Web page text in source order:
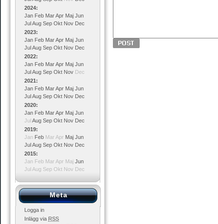
2024:
Jan Feb MarApr Maj Jun
JulAug Sep Okt Nov Dec
2023:
Jan Feb MarApr Maj Jun
JulAug Sep Okt Nov Dec
2022:
Jan Feb MarApr Maj Jun
JulAug Sep Okt Nov Dec
2021:
Jan Feb MarApr Maj Jun
JulAug Sep Okt Nov Dec
2020:
Jan Feb MarApr Maj Jun
JulAug Sep Okt Nov Dec
2019:
Jan Feb Mar Apr Maj Jun
JulAug Sep Okt Nov Dec
2015:
Jan Feb Mar Apr Maj Jun
Jul Aug Sep Okt Nov Dec
Meta
Logga in
Inlägg via RSS